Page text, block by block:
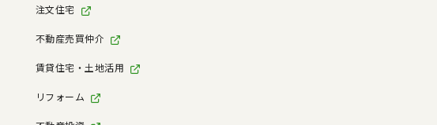
注文住宅
不動産売買仲介
賃貸住宅・土地活用
リフォーム